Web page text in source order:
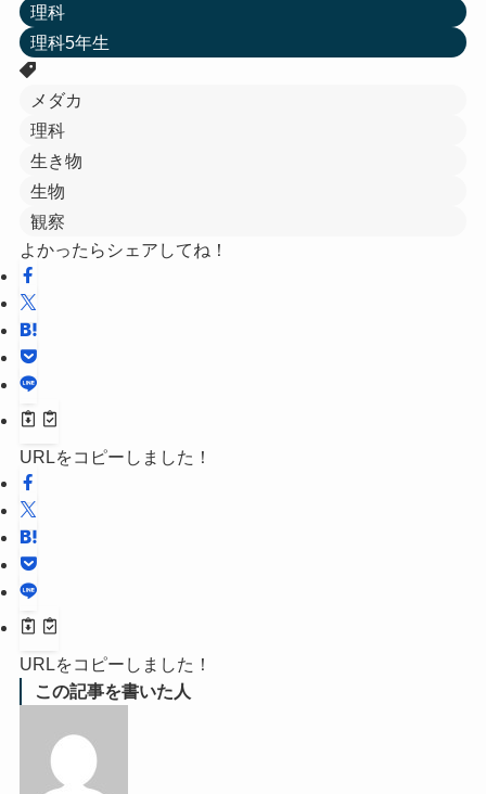
理科
理科5年生
メダカ
理科
生き物
生物
観察
よかったらシェアしてね！
URLをコピーしました！
URLをコピーしました！
この記事を書いた人